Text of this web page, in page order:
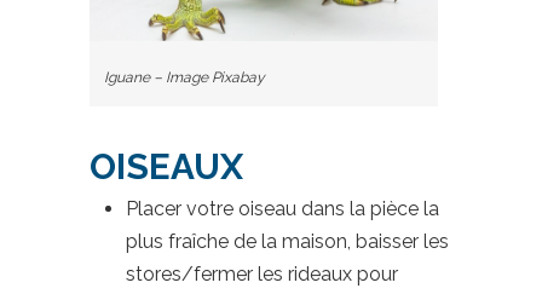
Iguane – Image Pixabay
OISEAUX
Placer votre oiseau dans la pièce la
plus fraîche de la maison, baisser les
stores/fermer les rideaux pour